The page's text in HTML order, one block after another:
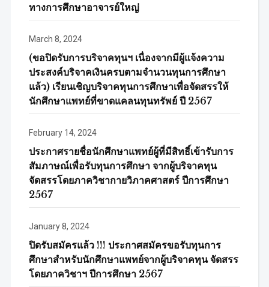
ทางการศึกษาอาจารย์ใหญ่
March 8, 2024
(ขอปิดรับการบริจาคทุนฯ เนื่องจากมีผู้แจ้งความ
ประสงค์บริจาคเงินครบตามจำนวนทุนการศึกษา
แล้ว ) เรียนเชิญบริจาคทุนการศึกษาเพื่อจัดสรรให้
นักศึกษาแพทย์ที่ขาดแคลนทุนทรัพย์ ปี 2567
February 14, 2024
ประกาศรายชื่อนักศึกษาแพทย์ผู้ที่มีสิทธิ์เข้ารับการ
สัมภาษณ์เพื่อรับทุนการศึกษา จากผู้บริจาคทุน
จัดสรรโดยภาควิชากายวิภาคศาสตร์ ปีการศึกษา
2567
January 8, 2024
ปิดรับสมัครแล้ว !!! ประกาศสมัครขอรับทุนการ
ศึกษาสําหรับนักศึกษาแพทย์จากผู้บริจาคทุน จัดสรร
โดยภาควิชาฯ ปีการศึกษา 2567